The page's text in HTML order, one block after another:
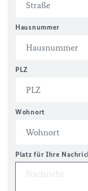
Hausnummer
PLZ
Wohnort
Platz für Ihre